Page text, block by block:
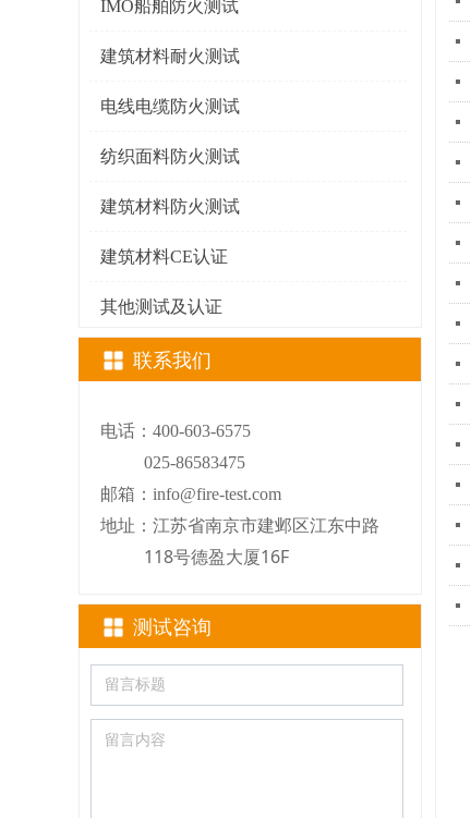
联系我们
电话：400-603-6575
025-86583475
邮箱：info@fire-test.com
地址： 江苏省南京市建邺区江东中路
118号德盈大厦16F
IMO船舶防火测试
建筑材料耐火测试
电线电缆防火测试
纺织面料防火测试
建筑材料防火测试
建筑材料CE认证
其他测试及认证
넷
넷
넷
넷
넷
넷
넷
넷
넷
넷
넷
넷
넷
넷
넷
测试咨询